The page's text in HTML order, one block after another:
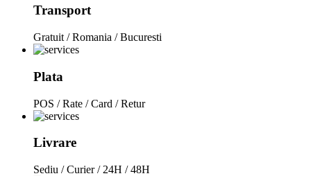
Transport
Gratuit / Romania / Bucuresti
Plata
POS / Rate / Card / Retur
Livrare
Sediu / Curier / 24H / 48H